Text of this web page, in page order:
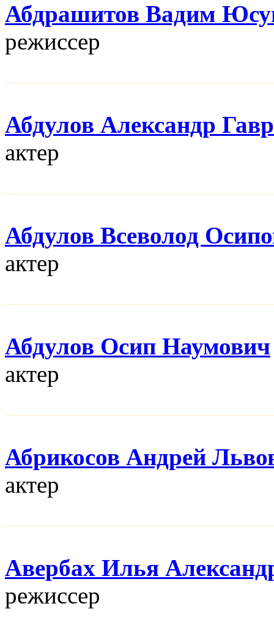
Абдрашитов Вадим
режисcер
Абдулов Александр
актер
Абдулов Всеволод
актер
Абдулов Осип Наумович
актер
Абрикосов Андрей
актер
Авербах Илья
режисcер